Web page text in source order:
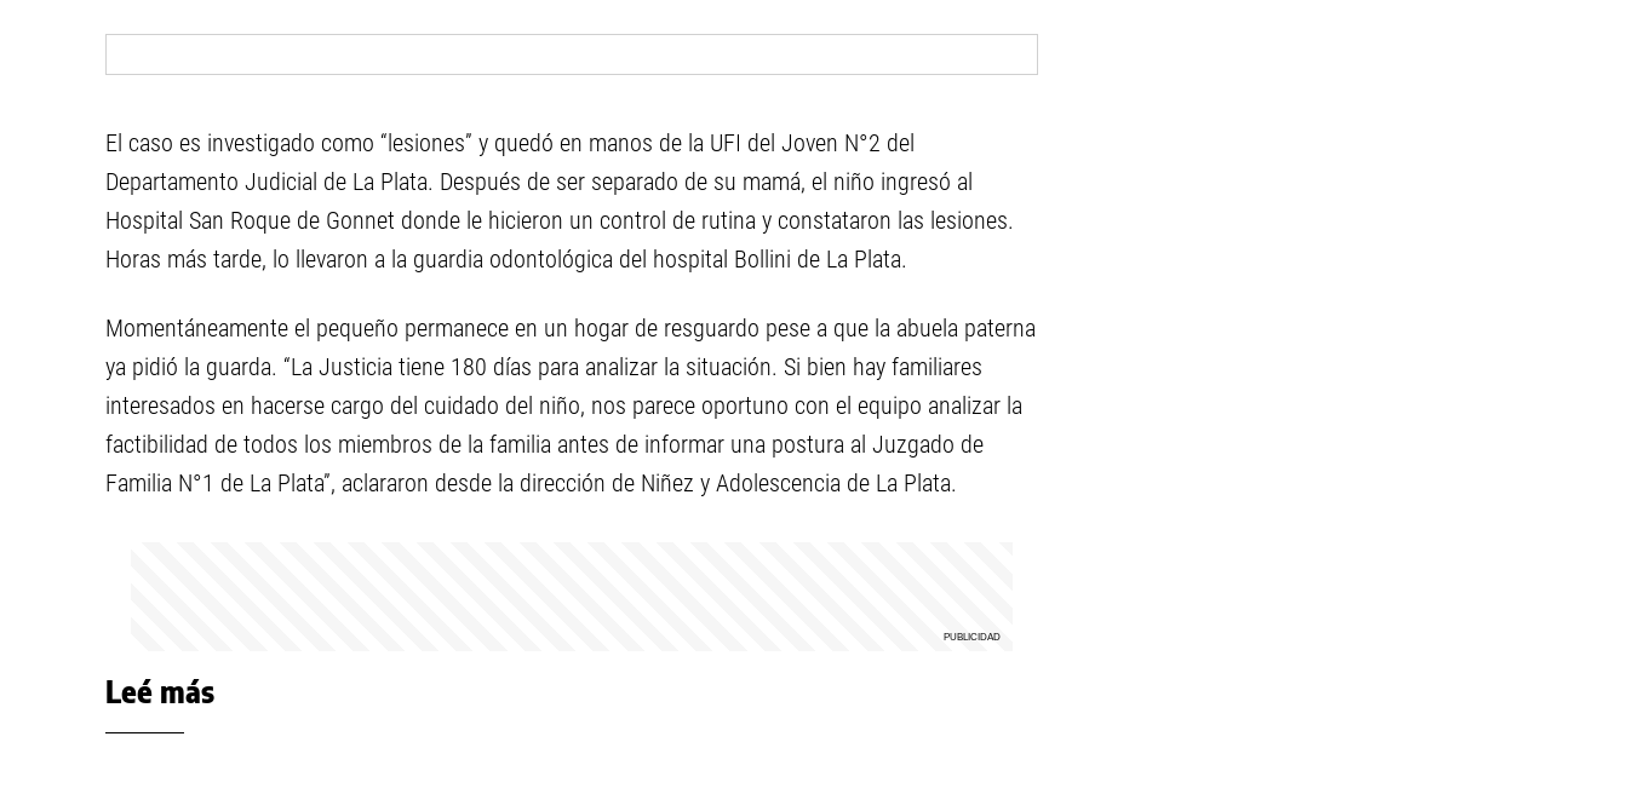
El caso es investigado como “lesiones” y quedó en manos de la UFI del Joven N°2 del
Departamento Judicial de La Plata. Después de ser separado de su mamá, el niño ingresó al
Hospital San Roque de Gonnet donde le hicieron un control de rutina y constataron las lesiones.
Horas más tarde, lo llevaron a la guardia odontológica del hospital Bollini de La Plata.
Momentáneamente el pequeño permanece en un hogar de resguardo pese a que la abuela paterna
ya pidió la guarda. “La Justicia tiene 180 días para analizar la situación. Si bien hay familiares
interesados en hacerse cargo del cuidado del niño, nos parece oportuno con el equipo analizar la
factibilidad de todos los miembros de la familia antes de informar una postura al Juzgado de
Familia N°1 de La Plata”, aclararon desde la dirección de Niñez y Adolescencia de La Plata.
Leé más